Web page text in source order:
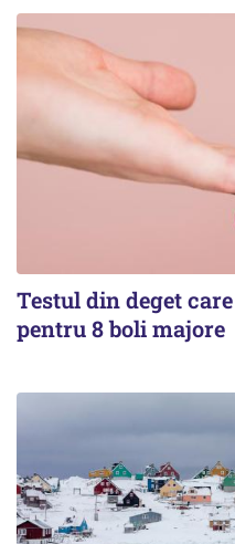
Testul din deget
pentru 8 boli majore